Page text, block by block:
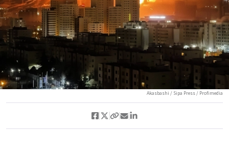
Akasbashi / Sipa Press / Profimedia